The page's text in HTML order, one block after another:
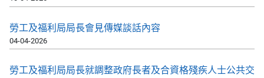
勞工及福利局局長會見傳媒談話內容
04-04-2026
勞工及福利局局長就調整政府長者及合資格殘疾人士公共交